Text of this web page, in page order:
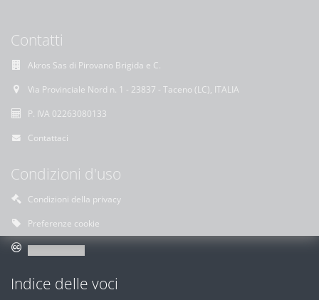
Contatti
Akros Sas di Pirovano Brigida e C.
Via Provinciale Nord n. 1 - 23837 - Taceno (LC), ITALIA
P. IVA 02263080133
Contattaci
Condizioni d'uso
Condizioni della privacy
Preferenze cookie
Indice delle voci